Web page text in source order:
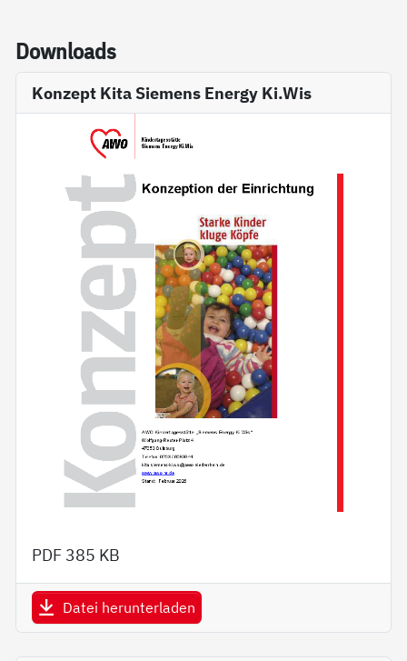
Down­loads
Konzept Kita Siemens Energy Ki.Wis
PDF 385 KB
Datei herunterladen